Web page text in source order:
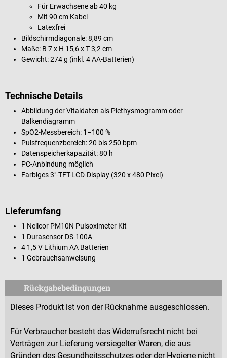
Für Erwachsene ab 40 kg
Mit 90 cm Kabel
Latexfrei
Bildschirmdiagonale: 8,89 cm
Maße: B 7 x H 15,6 x T 3,2 cm
Gewicht: 274 g (inkl. 4 AA-Batterien)
Technische Details
Abbildung der Vitaldaten als Plethysmogramm oder
Balkendiagramm
SpO2-Messbereich: 1–100 %
Pulsfrequenzbereich: 20 bis 250 bpm
Datenspeicherkapazität: 80 h
PC-Anbindung möglich
Farbiges 3"-TFT-LCD-Display (320 x 480 Pixel)
Lieferumfang
1 Nellcor PM10N Pulsoximeter Kit
1 Durasensor DS-100A
4 1,5 V Lithium AA Batterien
1 Gebrauchsanweisung
Rückgabebedingungen
Dieses Produkt ist von der Rücknahme ausgeschlossen.
Für Verbraucher besteht das Widerrufsrecht nicht bei
Verträgen zur Lieferung versiegelter Waren, die aus
Gründen des Gesundheitsschutzes oder der Hygiene nicht